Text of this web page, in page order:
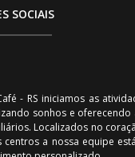
SOCIAIS
- RS iniciamos as
sonhos e
Localizados no
a nossa equipe